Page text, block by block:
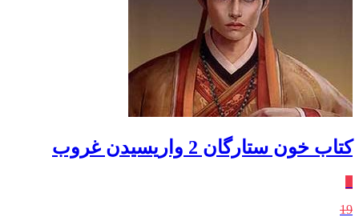
کتاب خون ستارگان 2 واریسیدن غروب
19